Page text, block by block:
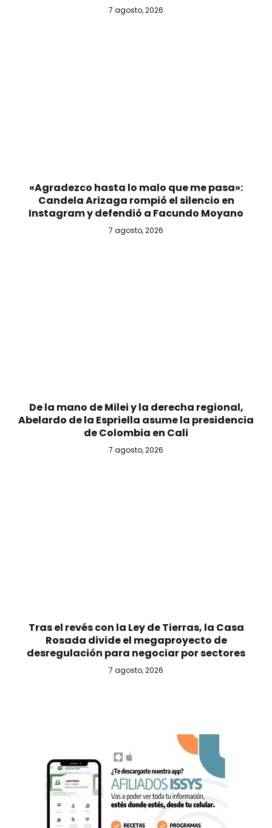
7 agosto, 2026
«Agradezco hasta lo malo que me pasa»:
Candela Arizaga rompió el silencio en
Instagram y defendió a Facundo Moyano
7 agosto, 2026
De la mano de Milei y la derecha regional,
Abelardo de la Espriella asume la presidencia
de Colombia en Cali
7 agosto, 2026
Tras el revés con la Ley de Tierras, la Casa
Rosada divide el megaproyecto de
desregulación para negociar por sectores
7 agosto, 2026